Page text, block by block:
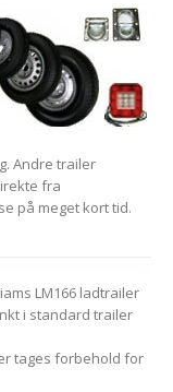
Andre trailer
fra
på meget kort tid.
LM166 ladtrailer
i standard trailer
tages forbehold for